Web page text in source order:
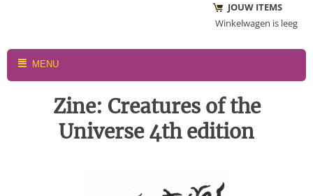
JOUW ITEMS
Winkelwagen is leeg
MENU
Zine: Creatures of the
Universe 4th edition